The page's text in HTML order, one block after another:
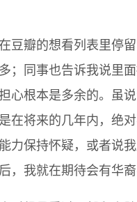
在豆瓣的想看列表里停
；同事也告诉我说里
心根本是多余的。虽
在将来的几年内，绝
力保持怀疑，或者说
，我就在期待会有华